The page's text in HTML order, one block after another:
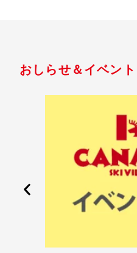
おしらせ＆イベント